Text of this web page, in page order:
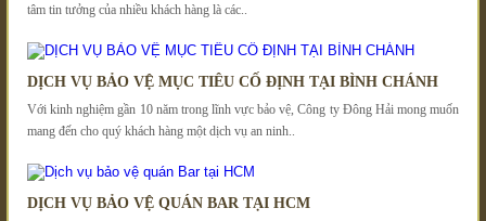
tâm tin tưởng của nhiều khách hàng là các..
DỊCH VỤ BẢO VỆ MỤC TIÊU CỐ ĐỊNH TẠI BÌNH CHÁNH
Với kinh nghiệm gần 10 năm trong lĩnh vực bảo vệ, Công ty Đông Hải mong muốn
mang đến cho quý khách hàng một dịch vụ an ninh..
DỊCH VỤ BẢO VỆ QUÁN BAR TẠI HCM